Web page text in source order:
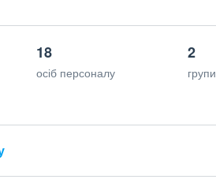
18
осіб персоналу
2
групи